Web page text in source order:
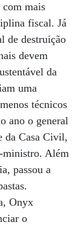
mais
fiscal. Já
de destruição
devem
da
uma
técnicos
ano o general
da Casa Civil,
ministro. Além
passou a
Onyx
o